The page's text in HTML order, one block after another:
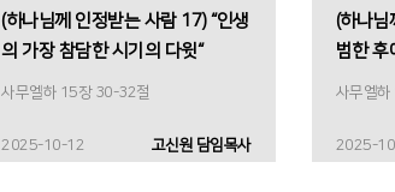
(하나님께 인정받는 사람 17) “인생
의 가장 참담한 시기의 다윗“
사무엘하 15장 30-32절
2025-10-12 고신원 담임목사
(하나님
범한 후
사무엘
2025-